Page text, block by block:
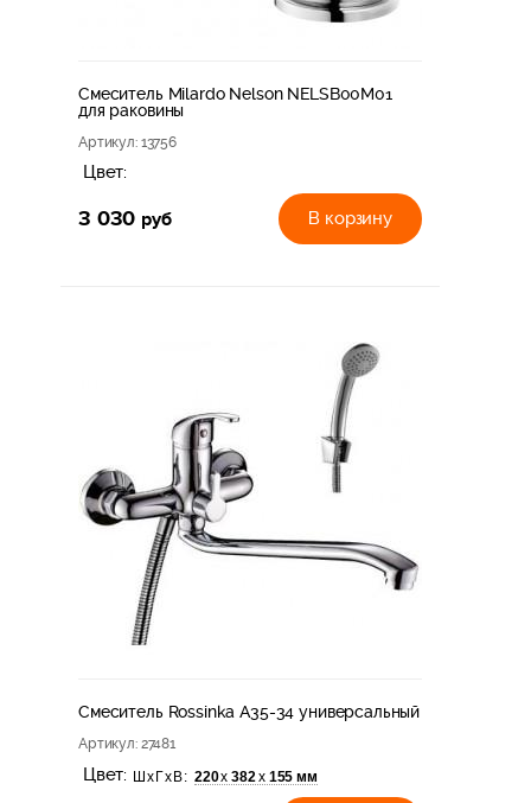
Смеситель Milardo Nelson NELSB00M01
для раковины
Артикул: 13756
Цвет:
3 030 руб В корзину
Смеситель Rossinka A35-34 универсальный
Артикул: 27481
Цвет: ШхГхВ: 220х 382 х 155 мм